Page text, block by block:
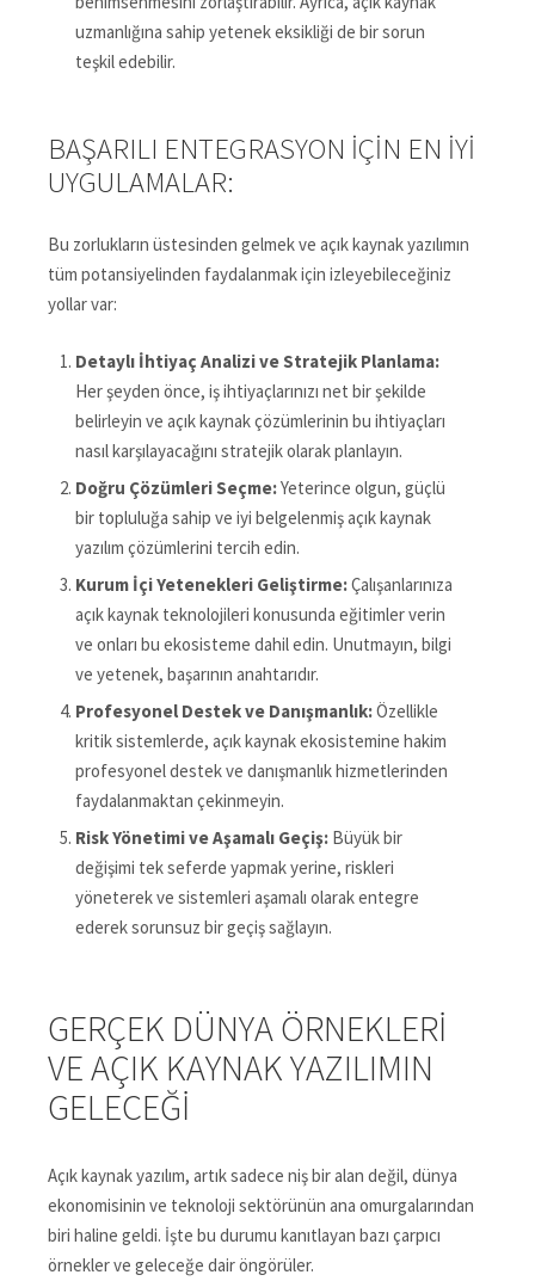
uzmanlığına sahip yetenek eksikliği de bir sorun
teşkil edebilir.
BAŞARILI ENTEGRASYON İÇIN EN İYI
UYGULAMALAR:
Bu zorlukların üstesinden gelmek ve açık kaynak yazılımın
tüm potansiyelinden faydalanmak için izleyebileceğiniz
yollar var:
Detaylı İhtiyaç Analizi ve Stratejik Planlama:
Her şeyden önce, iş ihtiyaçlarınızı net bir şekilde
belirleyin ve açık kaynak çözümlerinin bu ihtiyaçları
nasıl karşılayacağını stratejik olarak planlayın.
Doğru Çözümleri Seçme:Yeterince olgun, güçlü
bir topluluğa sahip ve iyi belgelenmiş açık kaynak
yazılım çözümlerini tercih edin.
Kurum İçi Yetenekleri Geliştirme:Çalışanlarınıza
açık kaynak teknolojileri konusunda eğitimler verin
ve onları bu ekosisteme dahil edin. Unutmayın, bilgi
ve yetenek, başarının anahtarıdır.
Profesyonel Destek ve Danışmanlık:Özellikle
kritik sistemlerde, açık kaynak ekosistemine hakim
profesyonel destek ve danışmanlık hizmetlerinden
faydalanmaktan çekinmeyin.
Risk Yönetimi ve Aşamalı Geçiş:Büyük bir
değişimi tek seferde yapmak yerine, riskleri
yöneterek ve sistemleri aşamalı olarak entegre
ederek sorunsuz bir geçiş sağlayın.
GERÇEK DÜNYA ÖRNEKLERI
VE AÇIK KAYNAK YAZILIMIN
GELECEĞI
Açık kaynak yazılım, artık sadece niş bir alan değil, dünya
ekonomisinin ve teknoloji sektörünün ana omurgalarından
biri haline geldi. İşte bu durumu kanıtlayan bazı çarpıcı
örnekler ve geleceğe dair öngörüler.